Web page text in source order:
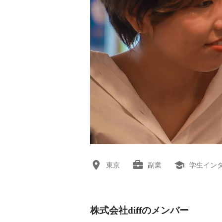
東京 副業 学生イン
株式会社diffのメンバー